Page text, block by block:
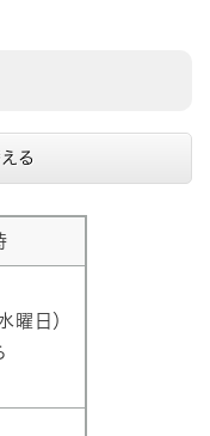
る
曜日）